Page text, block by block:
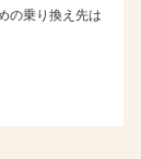
の乗り換え先は